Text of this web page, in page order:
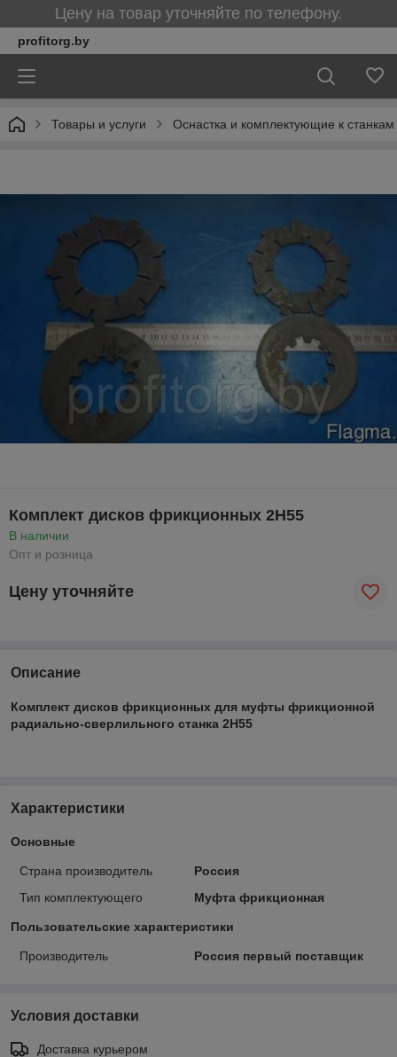
Цену на товар уточняйте по телефону.
profitorg.by
Товары и услуги Оснастка и комплектующие к станкам
Комплект дисков фрикционных 2Н55
В наличии
Опт и розница
Цену уточняйте
Описание
Комплект дисков фрикционных для муфты фрикционной
радиально-сверлильного станка 2Н55
Характеристики
Основные
Страна производитель
Россия
Тип комплектующего
Муфта фрикционная
Пользовательские характеристики
Производитель Россия первый поставщик
Условия доставки
Доставка курьером